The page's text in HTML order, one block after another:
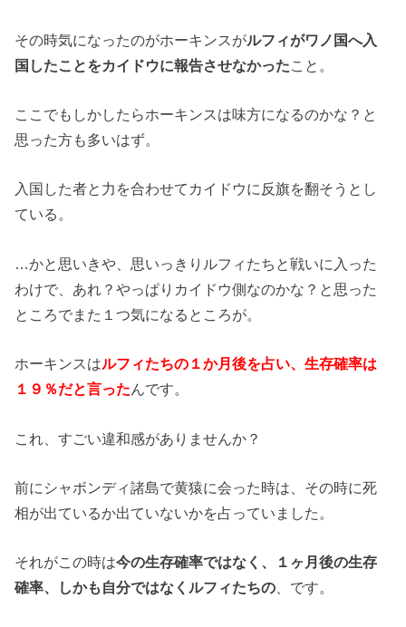
その時気になったのがホーキンスがルフィがワノ国へ入
国したことをカイドウに報告させなかったこと。
ここでもしかしたらホーキンスは味方になるのかな？と
思った方も多いはず。
入国した者と力を合わせてカイドウに反旗を翻そうとし
ている。
…かと思いきや、思いっきりルフィたちと戦いに入った
わけで、あれ？やっぱりカイドウ側なのかな？と思った
ところでまた１つ気になるところが。
ホーキンスはルフィたちの１か月後を占い、生存確率は
１９％だと言ったんです。
これ、すごい違和感がありませんか？
前にシャボンディ諸島で黄猿に会った時は、その時に死
相が出ているか出ていないかを占っていました。
それがこの時は今の生存確率ではなく、１ヶ月後の生存
確率、しかも自分ではなくルフィたちの 、です。